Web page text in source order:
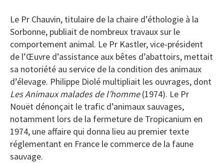
Le Pr Chauvin, titulaire de la chaire d’éthologie à la
Sorbonne, publiait de nombreux travaux sur le
comportement animal. Le Pr Kastler, vice-président
de l’Œuvre d’assistance aux bêtes d’abattoirs, mettait
sa notoriété au service de la condition des animaux
d’élevage. Philippe Diolé multipliait les ouvrages, dont
Les Animaux malades de l’homme(1974). Le Pr
Nouët dénonçait le trafic d’animaux sauvages,
notamment lors de la fermeture de Tropicanium en
1974, une affaire qui donna lieu au premier texte
réglementant en France le commerce de la faune
sauvage.